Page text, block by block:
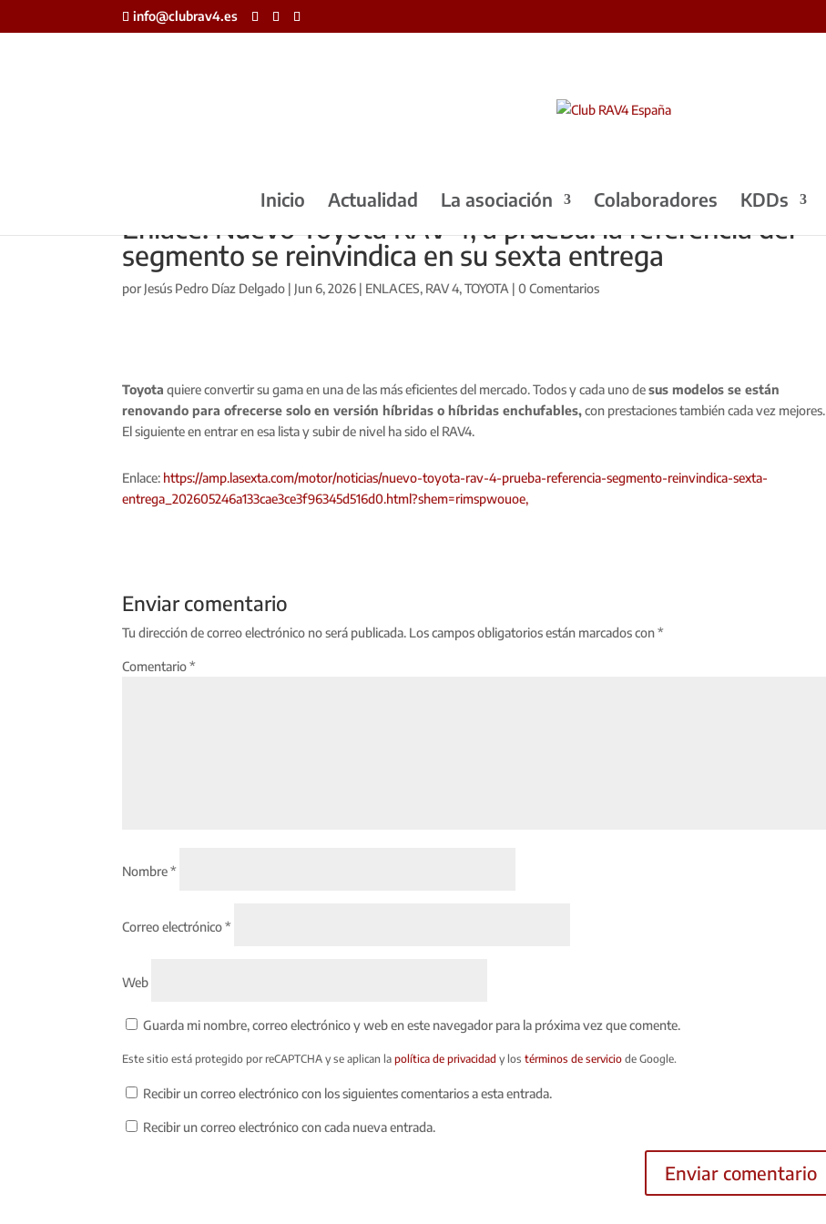
info@clubrav4.es
Inicio Actualidad La asociación Colaboradores KDDs
Enlace: Nuevo Toyota RAV 4, a prueba: la referencia del
segmento se reinvindica en su sexta entrega
por Jesús Pedro Díaz Delgado | Jun 6, 2026 | ENLACES, RAV 4,TOYOTA |0 Comentarios
Toyota quiere convertir su gama en una de las más eficientes del mercado. Todos y cada uno desus modelos se están
renovando para ofrecerse solo en versión híbridas o híbridas enchufables,con prestaciones también cada vez mejores.
El siguiente en entrar en esa lista y subir de nivel ha sido el RAV4.
Enlace: https://amp.lasexta.com/motor/noticias/nuevo-toyota-rav-4-prueba-referencia-segmento-reinvindica-sexta-
entrega_202605246a133cae3ce3f96345d516d0.html?shem=rimspwouoe,
Enviar comentario
Tu dirección de correo electrónico no será publicada. Los campos obligatorios están marcados con*
Comentario*
Nombre*
Correo electrónico*
Web
Guarda mi nombre, correo electrónico y web en este navegador para la próxima vez que comente.
Este sitio está protegido por reCAPTCHA y se aplican lapolítica de privacidad y lostérminos de servicio de Google.
Recibir un correo electrónico con los siguientes comentarios a esta entrada.
Recibir un correo electrónico con cada nueva entrada.